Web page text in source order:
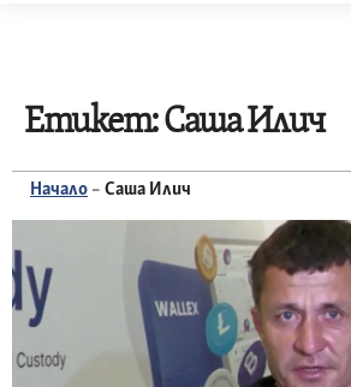
Етикет:Саша Илич
Начало – Саша Илич